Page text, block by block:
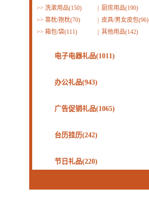
>> 洗漱用品(150)
厨房用品(190)
>> 靠枕/抱枕(70)
皮具/男女皮包(96)
>> 箱包/袋(111) 其他用品(142)
电子电器礼品(1011)
办公礼品(943)
广告促销礼品(1065)
台历挂历(242)
节日礼品(220)